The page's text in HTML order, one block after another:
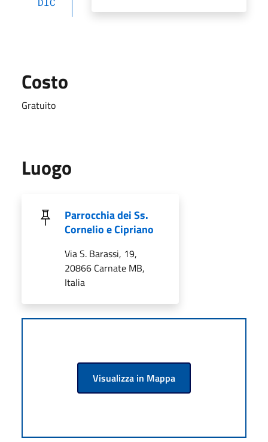
Costo
Gratuito
Luogo
Parrocchia dei Ss.
Cornelio e Cipriano
Via S. Barassi, 19,
20866 Carnate MB,
Italia
Visualizza in Mappa